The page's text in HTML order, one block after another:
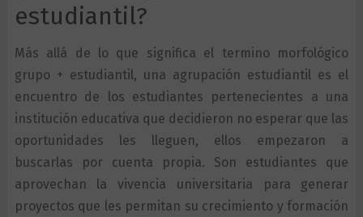
estudiantil?
Más allá de lo que significa el termino morfológico
grupo + estudiantil, una agrupación estudiantil es el
encuentro de los estudiantes pertenecientes a una
institución educativa que decidieron no esperar que las
oportunidades les lleguen, ellos empezaron a
buscarlas por cuenta propia. Son estudiantes que
aprovechan la vivencia universitaria para generar
proyectos que les permitan su crecimiento y formación